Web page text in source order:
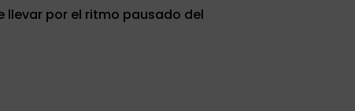
llevar por el ritmo pausado del